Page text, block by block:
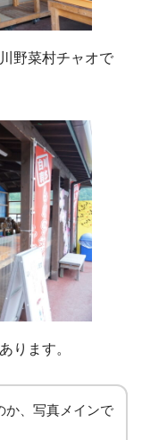
野菜村チャオで
ります。
か、写真メインで